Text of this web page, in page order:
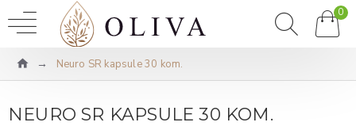
0
Neuro SR kapsule 30 kom.
NEURO SR KAPSULE 30 KOM.